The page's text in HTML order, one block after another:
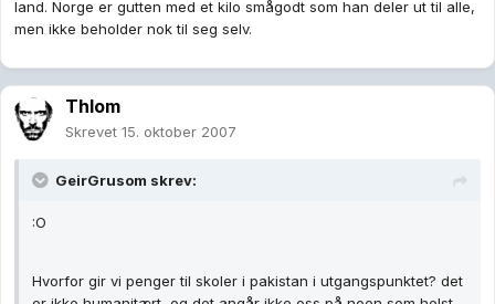
land. Norge er gutten med et kilo smågodt som han deler ut til alle,
men ikke beholder nok til seg selv.
Thlom
Skrevet 15. oktober 2007
GeirGrusom skrev:
:O
Hvorfor gir vi penger til skoler i pakistan i utgangspunktet? det